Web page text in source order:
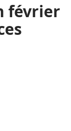
février